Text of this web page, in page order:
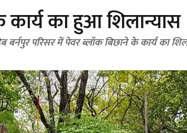
का हुआ शिलान्यास
बर्नपुर परिसर में पेवर ब्लॉक बिछाने के कार्य का